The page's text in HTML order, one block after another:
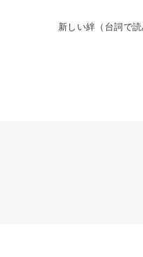
新しい絆（台詞で